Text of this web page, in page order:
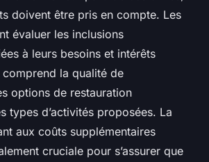
doivent être pris en compte. Les
évaluer les inclusions
à leurs besoins et intérêts
la qualité de
options de restauration
types d’activités proposées. La
aux coûts supplémentaires
cruciale pour s’assurer que